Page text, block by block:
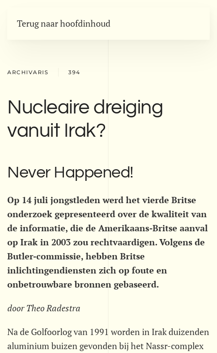
Terug naar hoofdinhoud
ARCHIVARIS 394
Nucleaire dreiging
vanuit Irak?
Never Happened!
Op 14 juli jongstleden werd het vierde Britse
onderzoek gepresenteerd over de kwaliteit van
de informatie, die de Amerikaans-Britse aanval
op Irak in 2003 zou rechtvaardigen. Volgens de
Butler-commissie, hebben Britse
inlichtingendiensten zich op foute en
onbetrouwbare bronnen gebaseerd.
door Theo Radestra
Na de Golfoorlog van 1991 worden in Irak duizenden
aluminium buizen gevonden bij het Nassr-complex